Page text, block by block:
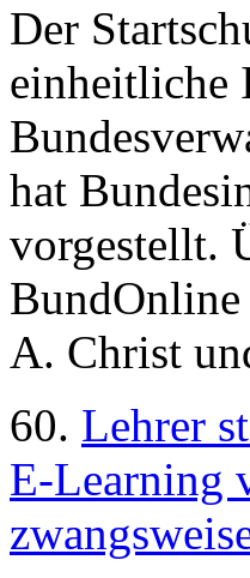
Der
einheitliche
hat
vorgestellt.
A. Christ
60. Lehrer
E-Learning